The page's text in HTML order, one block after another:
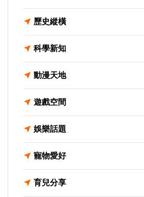
歷史縱橫
科學新知
動漫天地
遊戲空間
娛樂話題
寵物愛好
育兒分享